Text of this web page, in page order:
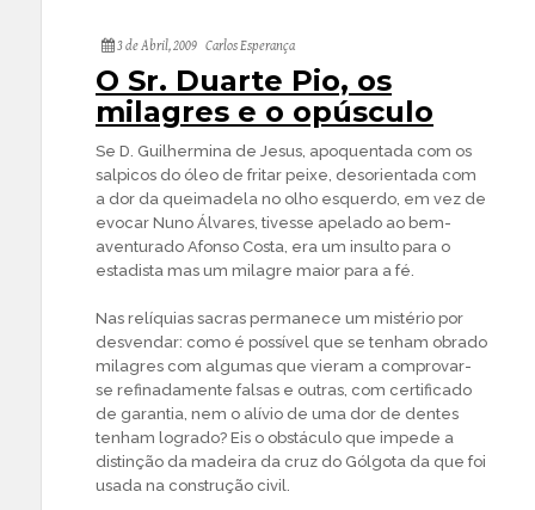
3 de Abril, 2009 Carlos Esperança
O Sr. Duarte Pio, os
milagres e o opúsculo
Se D. Guilhermina de Jesus, apoquentada com os
salpicos do óleo de fritar peixe, desorientada com
a dor da queimadela no olho esquerdo, em vez de
evocar Nuno Álvares, tivesse apelado ao bem-
aventurado Afonso Costa, era um insulto para o
estadista mas um milagre maior para a fé.
Nas relíquias sacras permanece um mistério por
desvendar: como é possível que se tenham obrado
milagres com algumas que vieram a comprovar-
se refinadamente falsas e outras, com certificado
de garantia, nem o alívio de uma dor de dentes
tenham logrado? Eis o obstáculo que impede a
distinção da madeira da cruz do Gólgota da que foi
usada na construção civil.